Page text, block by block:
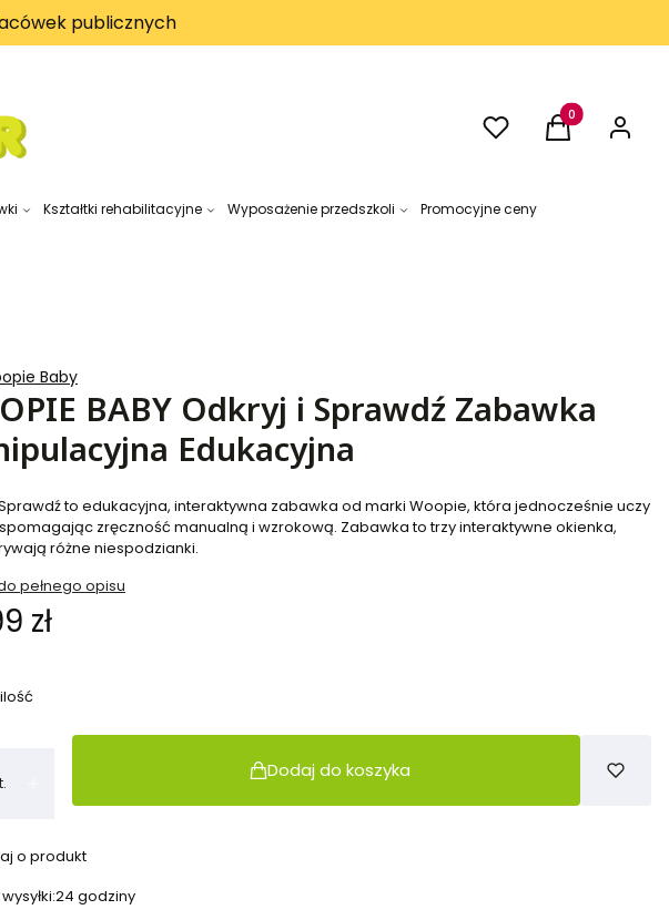
publicznych
UlubioneProdukty w
Koszyk Zaloguj
Kształtki rehabilitacyjne Wyposażenie przedszkoli
Promocyjne ceny
Baby
BABY Odkryj i Sprawdź Zabawka
Edukacyjna
to edukacyjna, interaktywna zabawka od marki Woopie, która jednocześnie uczy
zręczność manualną i wzrokową. Zabawka to trzy interaktywne okienka,
różne niespodzianki.
pełnego opisu
zł
Dodaj do koszyka
o produkt
24 godziny